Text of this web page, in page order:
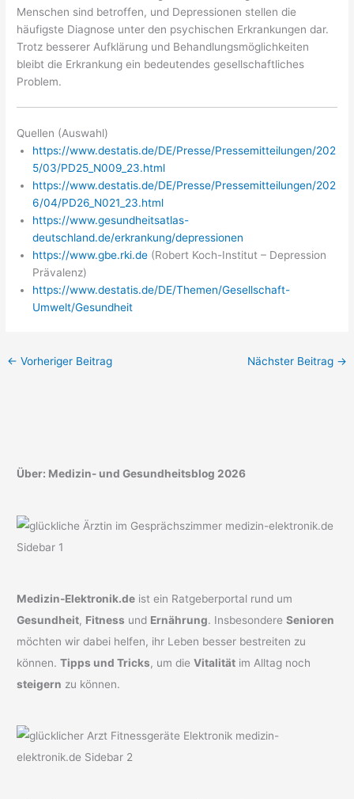
Menschen sind betroffen, und Depressionen stellen die
häufigste Diagnose unter den psychischen Erkrankungen dar.
Trotz besserer Aufklärung und Behandlungsmöglichkeiten
bleibt die Erkrankung ein bedeutendes gesellschaftliches
Problem.
Quellen (Auswahl)
https://www.destatis.de/DE/Presse/Pressemitteilungen/202
5/03/PD25_N009_23.html
https://www.destatis.de/DE/Presse/Pressemitteilungen/202
6/04/PD26_N021_23.html
https://www.gesundheitsatlas-
deutschland.de/erkrankung/depressionen
https://www.gbe.rki.de (Robert Koch-Institut – Depression
Prävalenz)
https://www.destatis.de/DE/Themen/Gesellschaft-
Umwelt/Gesundheit
← Vorheriger Beitrag Nächster Beitrag →
Über: Medizin- und Gesundheitsblog 2026
Medizin-Elektronik.de ist ein Ratgeberportal rund um
Gesundheit, Fitness und Ernährung. InsbesondereSenioren
möchten wir dabei helfen, ihr Leben besser bestreiten zu
können.Tipps und Tricks, um dieVitalität im Alltag noch
steigern zu können.